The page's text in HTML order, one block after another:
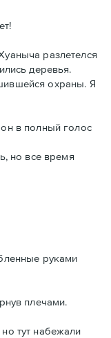
разлетелся
деревья.
охраны. Я
в полный голос
но все время
руками
плечами.
тут набежали